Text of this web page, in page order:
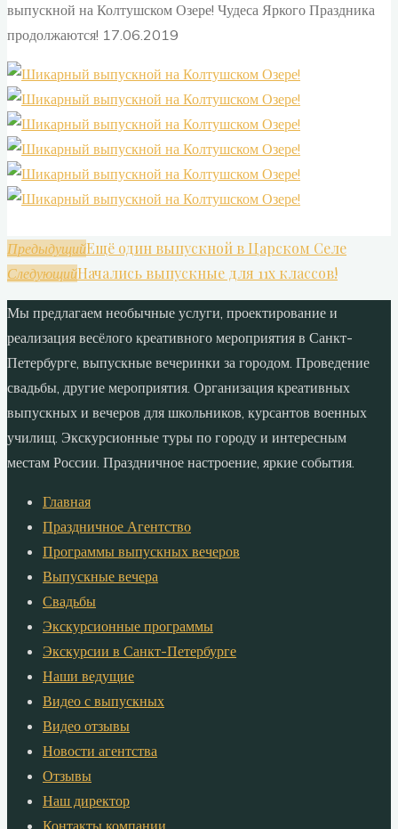
выпускной на Колтушском Озере! Чудеса Яркого Праздника
продолжаются! 17.06.2019
ПредыдущийЕщё один выпускной в Царском Селе
СледующийНачались выпускные для 11х классов!
Мы предлагаем необычные услуги, проектирование и
реализация весёлого креативного мероприятия в Санкт-
Петербурге, выпускные вечеринки за городом. Проведение
свадьбы, другие мероприятия. Организация креативных
выпускных и вечеров для школьников, курсантов военных
училищ. Экскурсионные туры по городу и интересным
местам России. Праздничное настроение, яркие события.
Главная
Праздничное Агентство
Программы выпускных вечеров
Выпускные вечера
Свадьбы
Экскурсионные программы
Экскурсии в Санкт-Петербурге
Наши ведущие
Видео с выпускных
Видео отзывы
Новости агентства
Отзывы
Наш директор